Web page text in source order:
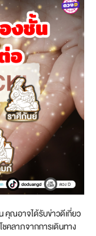
คุณอาจได้รับข่าวดีเกี่ยว
คลาภจากการเดินทาง